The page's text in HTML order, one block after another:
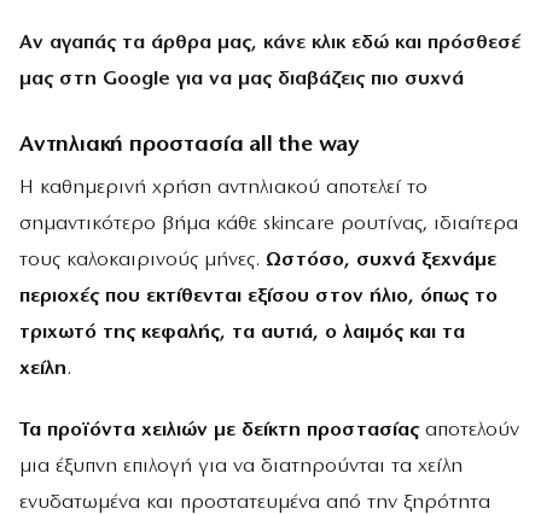
Αν αγαπάς τα άρθρα μας, κάνε κλικ εδώ και πρόσθεσέ
μας στη Google για να μας διαβάζεις πιο συχνά
Αντηλιακή προστασία all the way
Η καθημερινή χρήση αντηλιακού αποτελεί το
σημαντικότερο βήμα κάθε skincare ρουτίνας, ιδιαίτερα
τους καλοκαιρινούς μήνες. Ωστόσο, συχνά ξεχνάμε
περιοχές που εκτίθενται εξίσου στον ήλιο, όπως το
τριχωτό της κεφαλής, τα αυτιά, ο λαιμός και τα
χείλη.
Τα προϊόντα χειλιών με δείκτη προστασίαςαποτελούν
μια έξυπνη επιλογή για να διατηρούνται τα χείλη
ενυδατωμένα και προστατευμένα από την ξηρότητα